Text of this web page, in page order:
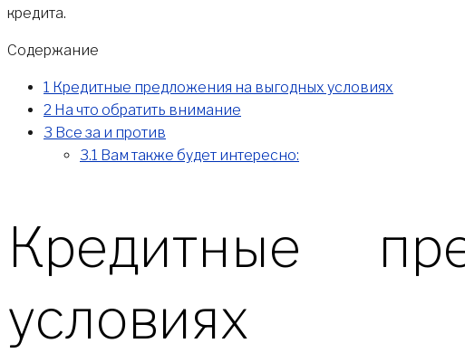
кредита.
Содержание
1 Кредитные предложения на выгодных условиях
2 На что обратить внимание
3 Все за и против
3.1 Вам также будет интересно:
Кредитные
условиях